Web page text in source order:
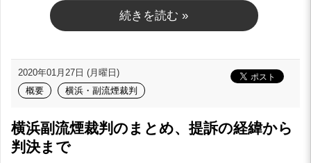
続きを読む »
2020年01月27日 (月曜日)
概要
横浜・副流煙裁判
横浜副流煙裁判のまとめ、提訴の経緯から
判決まで